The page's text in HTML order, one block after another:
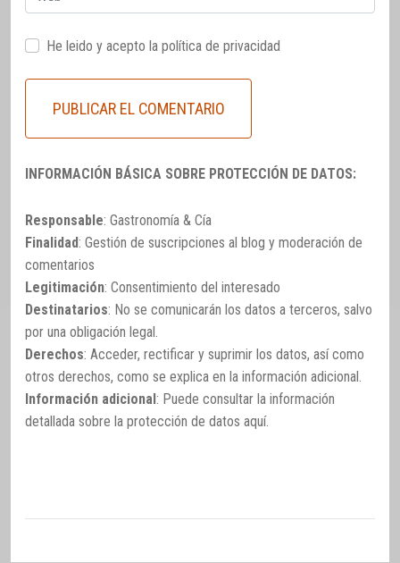
He leido y acepto la política de privacidad
INFORMACIÓN BÁSICA SOBRE PROTECCIÓN DE DATOS:
Responsable: Gastronomía & Cía
Finalidad: Gestión de suscripciones al blog y moderación de
comentarios
Legitimación: Consentimiento del interesado
Destinatarios: No se comunicarán los datos a terceros, salvo
por una obligación legal.
Derechos: Acceder, rectificar y suprimir los datos, así como
otros derechos, como se explica en la información adicional.
Información adicional : Puede consultar la información
detallada sobre la protección de datos aquí.